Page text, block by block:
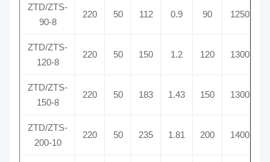
ZTD/ZTS-
90-8
220 50 112 0.9 90 1250
ZTD/ZTS-
120-8
220 50 150 1.2 120 1300
ZTD/ZTS-
150-8
220 50 183 1.43 150 1300
ZTD/ZTS-
200-10
220 50 235 1.81 200 1400